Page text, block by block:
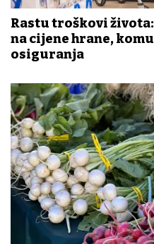
Rastu troškovi života:
na cijene hrane,
osiguranja